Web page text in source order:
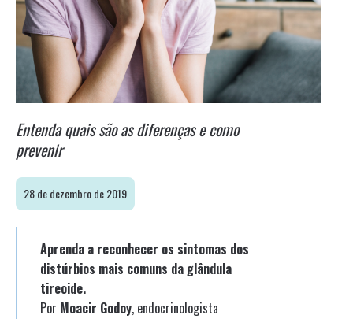
Entenda quais são as diferenças e como
prevenir
28 de dezembro de 2019
Aprenda a reconhecer os sintomas dos
distúrbios mais comuns da glândula
tireoide.
Por Moacir Godoy, endocrinologista